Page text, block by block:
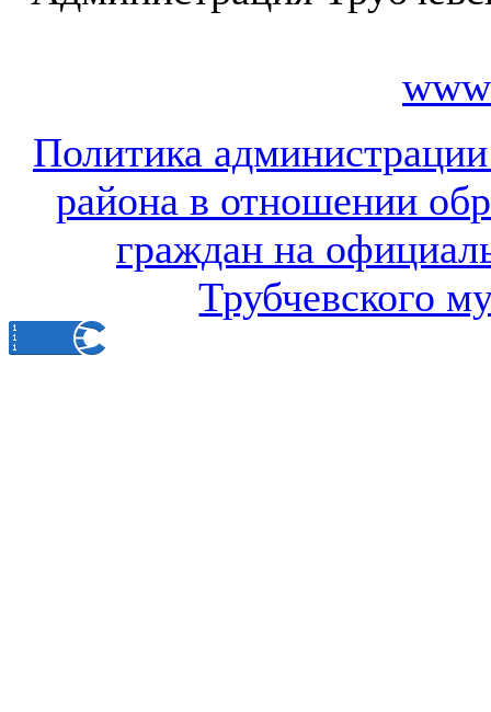
Политика
района в отношении
граждан на
Трубчевского